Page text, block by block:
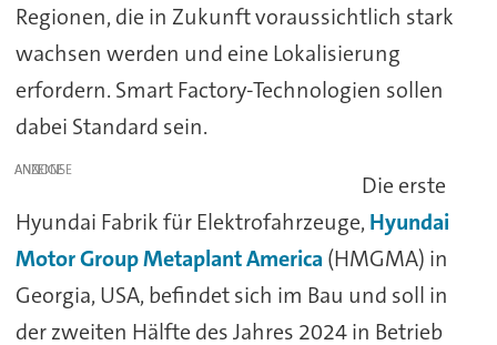
Regionen, die in Zukunft voraussichtlich stark
wachsen werden und eine Lokalisierung
erfordern. Smart Factory-Technologien sollen
dabei Standard sein.
ANZEIGE
Die erste
Hyundai Fabrik für Elektrofahrzeuge, Hyundai
Motor Group Metaplant America (HMGMA) in
Georgia, USA, befindet sich im Bau und soll in
der zweiten Hälfte des Jahres 2024 in Betrieb